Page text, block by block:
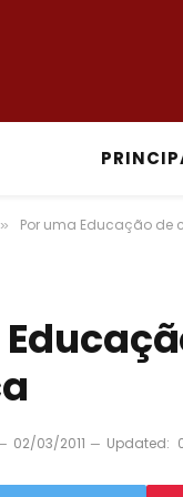
» Por uma Educação
02/03/2011 Updated: